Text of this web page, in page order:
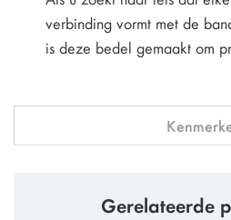
verbinding vormt met de
is deze bedel gemaakt om
Gerelateerde